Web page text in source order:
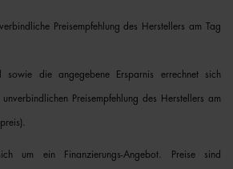
Preisempfehlung des Herstellers am Tag
sowie die angegebene Ersparnis errechnet sich
Preisempfehlung des Herstellers am
um ein Finanzierungs-Angebot. Preise sind